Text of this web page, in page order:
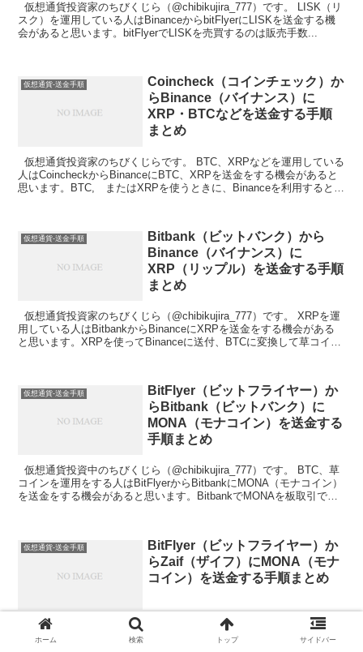
仮想通貨投資家のちびくじら（@chibikujira_777）です。 LISK（リ
スク）を運用している人はBinanceからbitFlyerにLISKを送金する機
会があると思います。bitFlyerでLISKを売買するのは販売手数...
仮想通貨-送金手順
Coincheck（コインチェック）か
らBinance（バイナンス）に
XRP・BTCなどを送金する手順
まとめ
仮想通貨投資家のちびくじらです。 BTC、XRPなどを運用している
人はCoincheckからBinanceにBTC、XRPを送金をする機会があると
思います。BTC, またはXRPを使うときに、Binanceを利用すると手
仮想通貨-送金手順
Bitbank（ビットバンク）から
Binance（バイナンス）に
XRP（リップル）を送金する手順
まとめ
仮想通貨投資家のちびくじら（@chibikujira_777）です。 XRPを運
用している人はBitbankからBinanceにXRPを送金をする機会がある
と思います。XRPを使ってBinanceに送付、BTCに変換して草コイン
仮想通貨-送金手順
BitFlyer（ビットフライヤー）か
らBitbank（ビットバンク）に
MONA（モナコイン）を送金する
手順まとめ
仮想通貨投資中のちびくじら（@chibikujira_777）です。 BTC、草
コインを運用をする人はBitFlyerからBitbankにMONA（モナコイン）
を送金をする機会があると思います。BitbankでMONAを板取引で
仮想通貨-送金手順
BitFlyer（ビットフライヤー）か
らZaif（ザイフ）にMONA（モナ
コイン）を送金する手順まとめ
仮想通貨投資中のちびくじら（@chibikujira_777）です。 BTC、草
コインを運用をする人はBitFlyerからZaifにMONA（モナコイン）を
ホーム 検索 トップ サイドバー